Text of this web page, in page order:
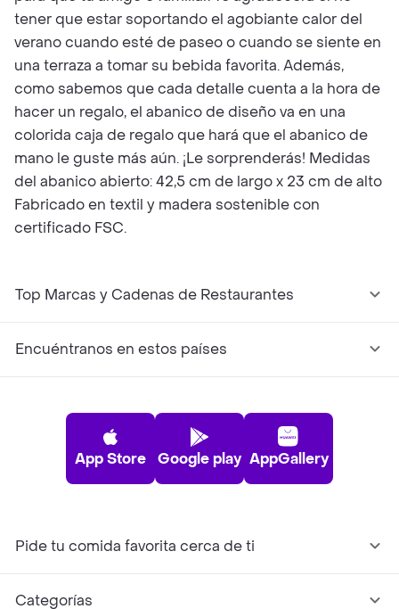
tener que estar soportando el agobiante calor del
verano cuando esté de paseo o cuando se siente en
una terraza a tomar su bebida favorita. Además,
como sabemos que cada detalle cuenta a la hora de
hacer un regalo, el abanico de diseño va en una
colorida caja de regalo que hará que el abanico de
mano le guste más aún. ¡Le sorprenderás! Medidas
del abanico abierto: 42,5 cm de largo x 23 cm de alto
Fabricado en textil y madera sostenible con
certificado FSC.
Top Marcas y Cadenas de Restaurantes
Encuéntranos en estos países
App Store Google play AppGallery
Pide tu comida favorita cerca de ti
Categorías